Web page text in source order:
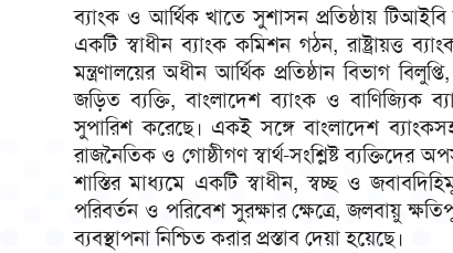
ব্যাংক ও আর্থিক খাতে সুশাসন প্রতিষ্ঠায় টিআইবি
একটি স্বাধীন ব্যাংক কমিশন গঠন, রাষ্ট্রায়ত্ত
মন্ত্রণালয়ের অধীন আর্থিক প্রতিষ্ঠান বিভাগ
জড়িত ব্যক্তি, বাংলাদেশ ব্যাংক ও বাণিজ্যিক
সুপারিশ করেছে। একই সঙ্গে বাংলাদেশ
রাজনৈতিক ও গোষ্ঠীগণ স্বার্থ-সংশ্লিষ্ট
শাস্তির মাধ্যমে একটি স্বাধীন, স্বচ্ছ ও
পরিবর্তন ও পরিবেশ সুরক্ষার ক্ষেত্রে, জলবায়ু
ব্যবস্থাপনা নিশ্চিত করার প্রস্তাব দেয়া হয়েছে।